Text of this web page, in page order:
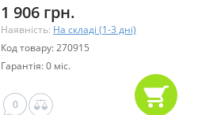
1 906 грн.
Наявність: На складі (1-3 дні)
Код товару: 270915
Гарантія: 0 міс.
0